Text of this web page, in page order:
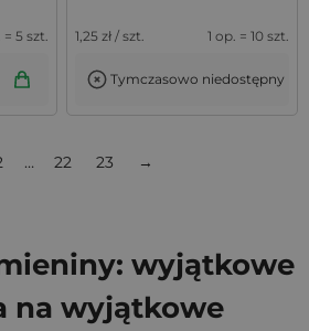
= 5 szt. 1,25 zł / szt. 1 op. = 10 szt.
Tymczasowo niedostępny
… 22 23 →
wyjątkowe
na wyjątkowe